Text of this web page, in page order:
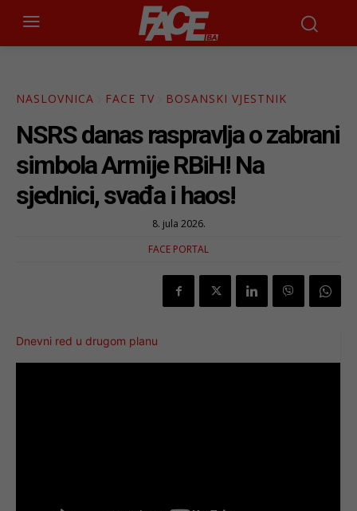
NASLOVNICA FACE TV BOSANSKI VJESTNIK
NSRS danas raspravlja o zabrani
simbola Armije RBiH! Na
sjednici, svađa i haos!
8. jula 2026.
FACE PORTAL
Dnevni red u drugom planu